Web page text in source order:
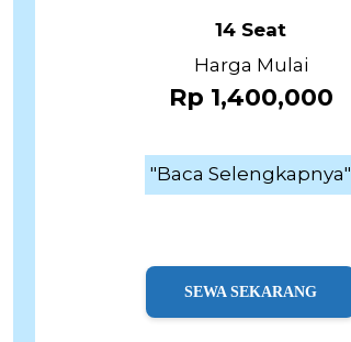
14 Seat
Harga Mulai
Rp 1,400,000
"Baca Selengkapnya"
SEWA SEKARANG